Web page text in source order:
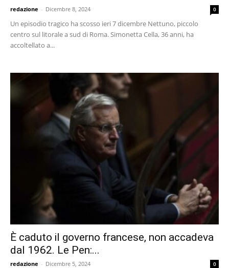
redazione - Dicembre 8, 2024 0
Un episodio tragico ha scosso ieri 7 dicembre Nettuno, piccolo
centro sul litorale a sud di Roma. Simonetta Cella, 36 anni, ha
accoltellato a...
È caduto il governo francese, non accadeva
dal 1962. Le Pen:...
redazione - Dicembre 5, 2024 0